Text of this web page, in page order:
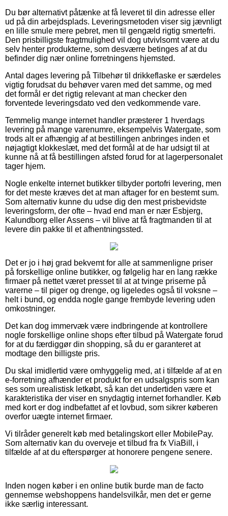
Du bør alternativt påtænke at få leveret til din adresse eller
ud på din arbejdsplads. Leveringsmetoden viser sig jævnligt
en lille smule mere pebret, men til gengæld rigtig smertefri.
Den prisbilligste fragtmulighed vil dog utvivlsomt være at du
selv henter produkterne, som desværre betinges af at du
befinder dig nær online forretningens hjemsted.
Antal dages levering på Tilbehør til drikkeflaske er særdeles
vigtig forudsat du behøver varen med det samme, og med
det formål er det rigtig relevant at man checker den
forventede leveringsdato ved den vedkommende vare.
Temmelig mange internet handler præsterer 1 hverdags
levering på mange varenumre, eksempelvis Watergate, som
trods alt er afhængig af at bestillingen anbringes inden et
nøjagtigt klokkeslæt, med det formål at de har udsigt til at
kunne nå at få bestillingen afsted forud for at lagerpersonalet
tager hjem.
Nogle enkelte internet butikker tilbyder portofri levering, men
for det meste kræves det at man aftager for en bestemt sum.
Som alternativ kunne du udse dig den mest prisbevidste
leveringsform, der ofte – hvad end man er nær Esbjerg,
Kalundborg eller Assens – vil blive at få fragtmanden til at
levere din pakke til et afhentningssted.
Det er jo i høj grad bekvemt for alle at sammenligne priser
på forskellige online butikker, og følgelig har en lang række
firmaer på nettet været presset til at at tvinge priserne på
varerne – til piger og drenge, og ligeledes også til voksne –
helt i bund, og endda nogle gange frembyde levering uden
omkostninger.
Det kan dog immervæk være indbringende at kontrollere
nogle forskellige online shops efter tilbud på Watergate forud
for at du færdiggør din shopping, så du er garanteret at
modtage den billigste pris.
Du skal imidlertid være omhyggelig med, at i tilfælde af at en
e-forretning afhænder et produkt for en udsalgspris som kan
ses som urealistisk letkøbt, så kan det undertiden være et
karakteristika der viser en snydagtig internet forhandler. Køb
med kort er dog indbefattet af et lovbud, som sikrer køberen
overfor uægte internet firmaer.
Vi tilråder generelt køb med betalingskort eller MobilePay.
Som alternativ kan du overveje et tilbud fra fx ViaBill, i
tilfælde af at du efterspørger at honorere pengene senere.
Inden nogen køber i en online butik burde man de facto
gennemse webshoppens handelsvilkår, men det er gerne
ikke særlig interessant.